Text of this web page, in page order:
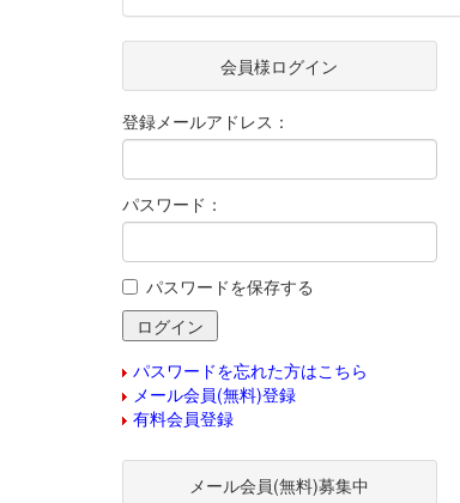
会員様ログイン
登録メールアドレス：
パスワード：
パスワードを保存する
パスワードを忘れた方はこちら
メール会員(無料)登録
有料会員登録
メール会員(無料)募集中